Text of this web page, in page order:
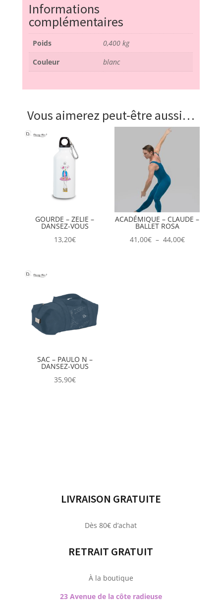
Informations
complémentaires
Poids
0,400 kg
Couleur
blanc
Vous aimerez peut-être aussi…
GOURDE – ZELIE –
DANSEZ-VOUS
13,20€
ACADÉMIQUE – CLAUDE –
BALLET ROSA
41,00€ – 44,00€Plage
SAC – PAULO N –
DANSEZ-VOUS
35,90€
LIVRAISON GRATUITE
Dès 80€ d’achat
RETRAIT GRATUIT
À la boutique
23 Avenue de la côte radieuse